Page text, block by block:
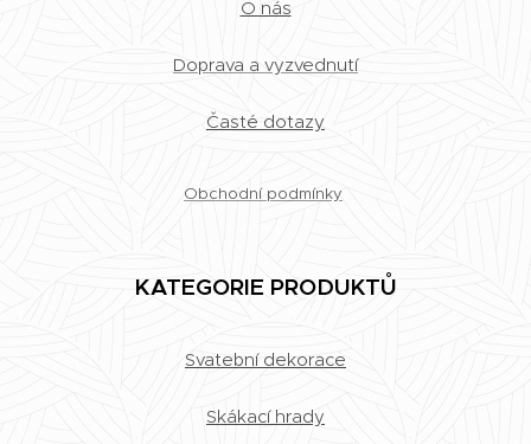
O nás
Doprava a vyzvednutí
Časté dotazy
Obchodní podmínky
KATEGORIE PRODUKTŮ
Svatební dekorace
Skákací hrady